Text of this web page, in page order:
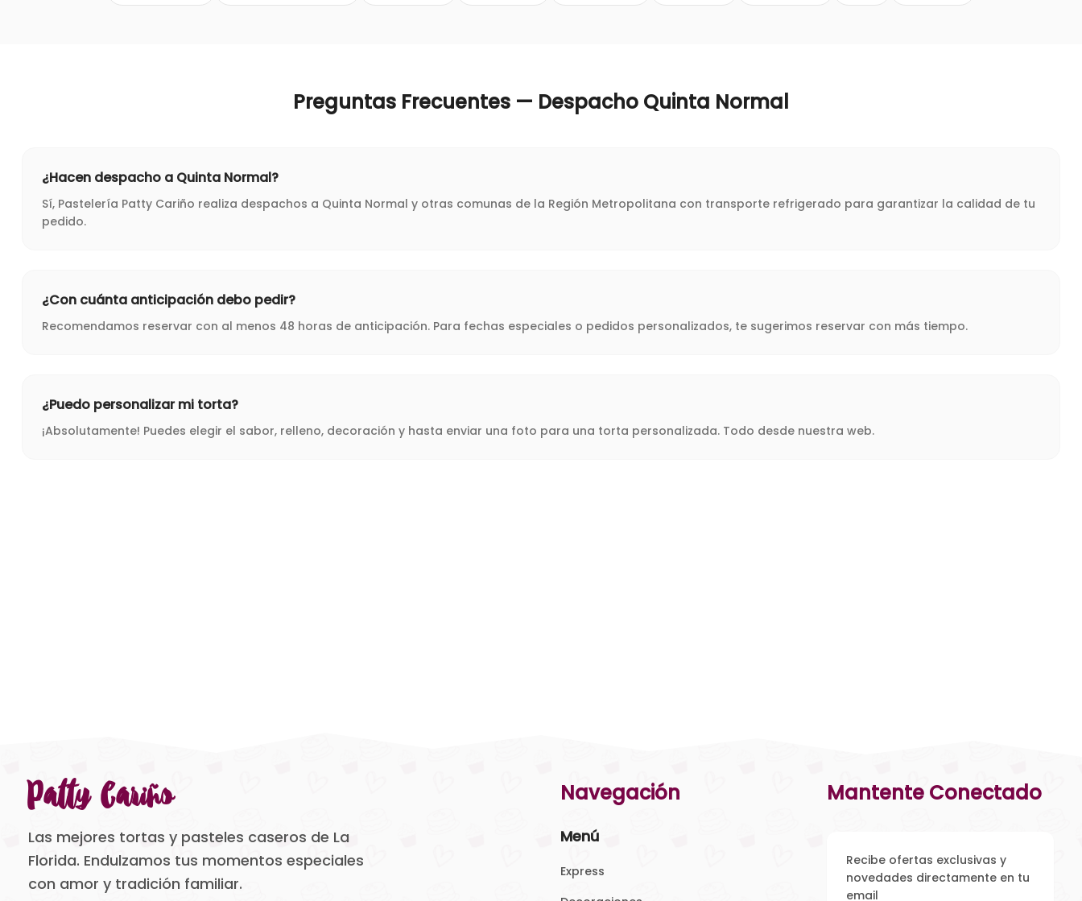
Preguntas Frecuentes — Despacho Quinta Normal
¿Hacen despacho a Quinta Normal?
Sí, Pastelería Patty Cariño realiza despachos a Quinta Normal y otras comunas de la Región Metropolitana con transporte refrigerado para garantizar la calidad de tu
pedido.
¿Con cuánta anticipación debo pedir?
Recomendamos reservar con al menos 48 horas de anticipación. Para fechas especiales o pedidos personalizados, te sugerimos reservar con más tiempo.
¿Puedo personalizar mi torta?
¡Absolutamente! Puedes elegir el sabor, relleno, decoración y hasta enviar una foto para una torta personalizada. Todo desde nuestra web.
Patty Cariño
Las mejores tortas y pasteles caseros de La
Florida. Endulzamos tus momentos especiales
con amor y tradición familiar.
Navegación
Menú
Express
Mantente Conectado
Recibe ofertas exclusivas y
novedades directamente en tu
email